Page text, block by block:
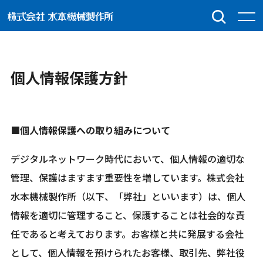
個人情報保護方針
■個人情報保護への取り組みについて
デジタルネットワーク時代において、個人情報の適切な
管理、保護はますます重要性を増しています。株式会社
水本機械製作所（以下、「弊社」といいます）は、個人
情報を適切に管理すること、保護することは社会的な責
任であると考えております。お客様と共に発展する会社
として、個人情報を預けられたお客様、取引先、弊社役